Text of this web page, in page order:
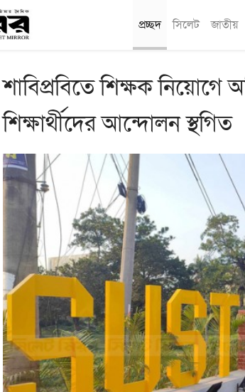
প্রচ্ছদ সিলেট জাতীয়
শাবিপ্রবিতে শিক্ষক নিয়োগে
শিক্ষার্থীদের আন্দোলন স্থগিত